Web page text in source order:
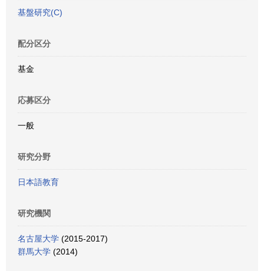
基盤研究(C)
配分区分
基金
応募区分
一般
研究分野
日本語教育
研究機関
名古屋大学 (2015-2017)
群馬大学 (2014)